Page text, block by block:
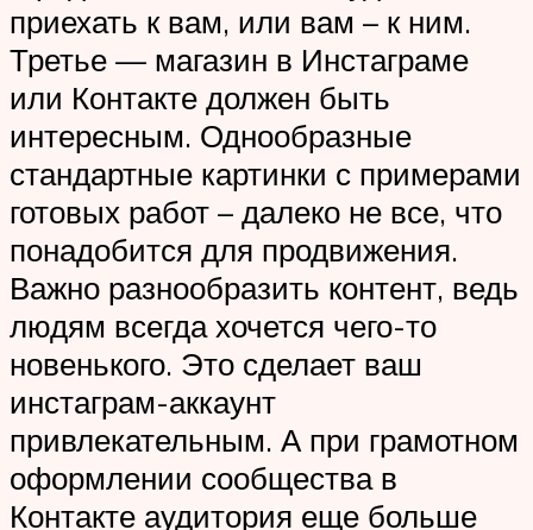
приехать к вам, или вам – к ним.
Третье — магазин в Инстаграме
или Контакте должен быть
интересным. Однообразные
стандартные картинки с примерами
готовых работ – далеко не все, что
понадобится для продвижения.
Важно разнообразить контент, ведь
людям всегда хочется чего-то
новенького. Это сделает ваш
инстаграм-аккаунт
привлекательным. А при грамотном
оформлении сообщества в
Контакте аудитория еще больше